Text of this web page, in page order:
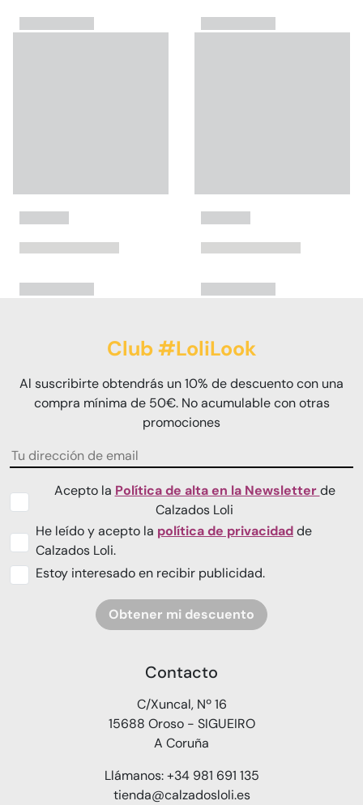
Club #LoliLook
Al suscribirte obtendrás un 10% de descuento con una
compra mínima de 50€. No acumulable con otras
promociones
Acepto la Política de alta en la Newsletterde
Calzados Loli
He leído y acepto la política de privacidadde
Calzados Loli.
Estoy interesado en recibir publicidad.
Obtener mi descuento
Contacto
C/Xuncal, Nº 16
15688 Oroso - SIGUEIRO
A Coruña
Llámanos: +34 981 691 135
tienda@calzadosloli.es